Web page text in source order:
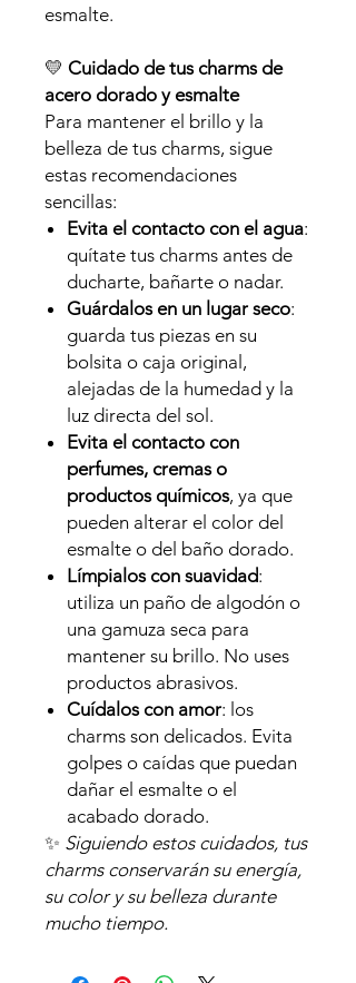
esmalte.
💛 Cuidado de tus charms de
acero dorado y esmalte
Para mantener el brillo y la
belleza de tus charms, sigue
estas recomendaciones
sencillas:
Evita el contacto con el agua:
quítate tus charms antes de
ducharte, bañarte o nadar.
Guárdalos en un lugar seco:
guarda tus piezas en su
bolsita o caja original,
alejadas de la humedad y la
luz directa del sol.
Evita el contacto con
perfumes, cremas o
productos químicos, ya que
pueden alterar el color del
esmalte o del baño dorado.
Límpialos con suavidad:
utiliza un paño de algodón o
una gamuza seca para
mantener su brillo. No uses
productos abrasivos.
Cuídalos con amor: los
charms son delicados. Evita
golpes o caídas que puedan
dañar el esmalte o el
acabado dorado.
✨ Siguiendo estos cuidados, tus
charms conservarán su energía,
su color y su belleza durante
mucho tiempo.